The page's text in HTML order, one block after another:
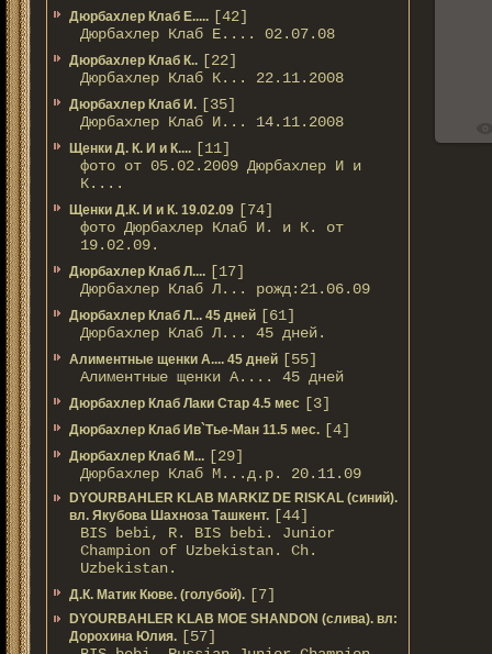
Дюрбахлер Клаб Е..... [42]
Дюрбахлер Клаб Е.... 02.07.08
Дюрбахлер Клаб К.. [22]
Дюрбахлер Клаб К... 22.11.2008
Дюрбахлер Клаб И. [35]
Дюрбахлер Клаб И... 14.11.2008
Щенки Д. К. И и К.... [11]
фото от 05.02.2009 Дюрбахлер И и
К....
Щенки Д.К. И и К. 19.02.09 [74]
фото Дюрбахлер Клаб И. и К. от
19.02.09.
Дюрбахлер Клаб Л.... [17]
Дюрбахлер Клаб Л... рожд:21.06.09
Дюрбахлер Клаб Л... 45 дней [61]
Дюрбахлер Клаб Л... 45 дней.
Алиментные щенки А.... 45 дней [55]
Алиментные щенки А.... 45 дней
Дюрбахлер Клаб Лаки Стар 4.5 мес [3]
Дюрбахлер Клаб Ив`Тье-Ман 11.5 мес. [4]
Дюрбахлер Клаб М... [29]
Дюрбахлер Клаб М...д.р. 20.11.09
DYOURBAHLER KLAB MARKIZ DE RISKAL (синий).
вл. Якубова Шахноза Ташкент. [44]
BIS bebi, R. BIS bebi. Junior
Champion of Uzbekistan. Ch.
Uzbekistan.
Д.К. Матик Кюве. (голубой). [7]
DYOURBAHLER KLAB MOE SHANDON (слива). вл:
Дорохина Юлия. [57]